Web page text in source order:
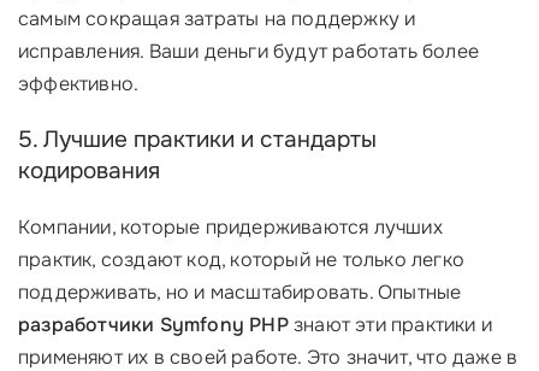
самым сокращая затраты на поддержку и
исправления. Ваши деньги будут работать более
эффективно.
5. Лучшие практики и стандарты
кодирования
Компании, которые придерживаются лучших
практик, создают код, который не только легко
поддерживать, но и масштабировать. Опытные
разработчики Symfony PHPзнают эти практики и
применяют их в своей работе. Это значит, что даже в